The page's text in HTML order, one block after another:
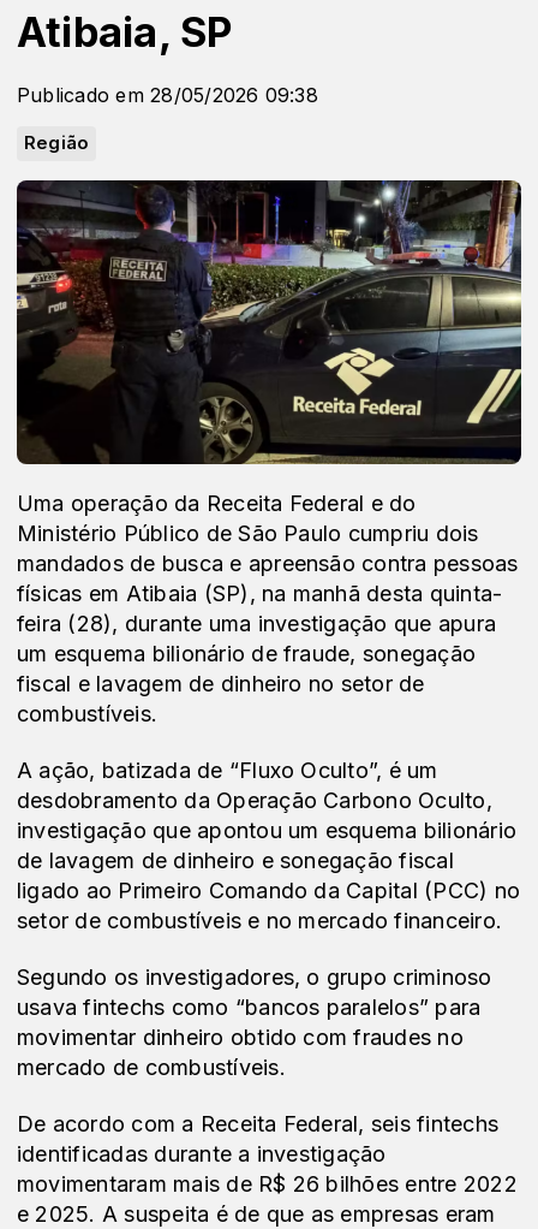
Atibaia, SP
Publicado em 28/05/2026 09:38
Região
Uma operação da Receita Federal e do
Ministério Público de São Paulo cumpriu dois
mandados de busca e apreensão contra pessoas
físicas em Atibaia (SP), na manhã desta quinta-
feira (28), durante uma investigação que apura
um esquema bilionário de fraude, sonegação
fiscal e lavagem de dinheiro no setor de
combustíveis.
A ação, batizada de “Fluxo Oculto”, é um
desdobramento da Operação Carbono Oculto,
investigação que apontou um esquema bilionário
de lavagem de dinheiro e sonegação fiscal
ligado ao Primeiro Comando da Capital (PCC) no
setor de combustíveis e no mercado financeiro.
Segundo os investigadores, o grupo criminoso
usava fintechs como “bancos paralelos” para
movimentar dinheiro obtido com fraudes no
mercado de combustíveis.
De acordo com a Receita Federal, seis fintechs
identificadas durante a investigação
movimentaram mais de R$ 26 bilhões entre 2022
e 2025. A suspeita é de que as empresas eram